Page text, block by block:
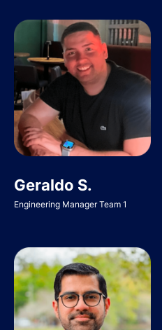
Geraldo S.
Engineering Manager Team 1